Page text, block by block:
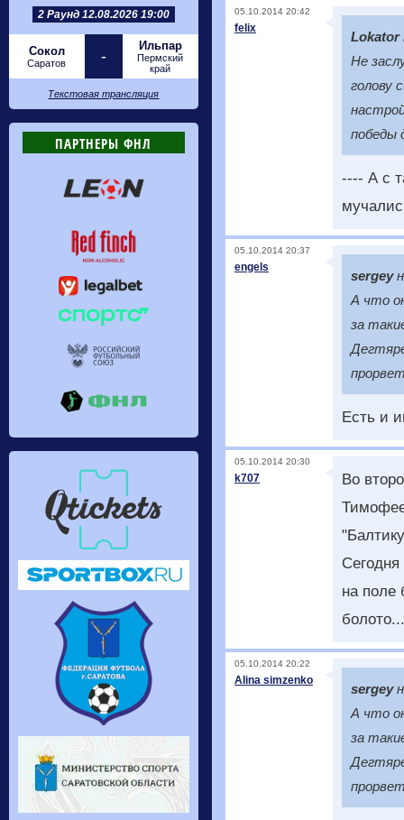
2 Раунд 12.08.2026 19:00
Сокол
Саратов -
Ильпар
Пермский
край
Текстовая трансляция
ПАРТНЕРЫ ФНЛ
05.10.2014 20:42
felix
Lokator
Не
голову
победы
---- А с
05.10.2014 20:37
engels
sergey
А что
за
Есть и
05.10.2014 20:30
k707
Во
на поле
болото...
05.10.2014 20:22
Alina simzenko
sergey
А что
за